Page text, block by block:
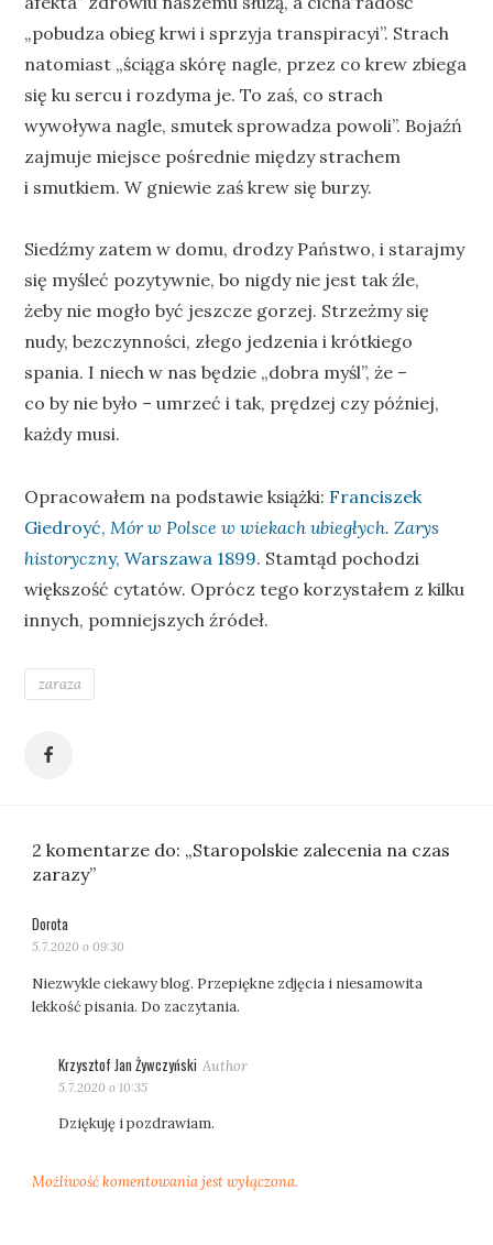
„pobudza obieg krwi i sprzyja transpiracyi”. Strach
natomiast „ściąga skórę nagle, przez co krew zbiega
się ku sercu i rozdyma je. To zaś, co strach
wywoływa nagle, smutek sprowadza powoli”. Bojaźń
zajmuje miejsce pośrednie między strachem
i smutkiem. W gniewie zaś krew się burzy.
Siedźmy zatem w domu, drodzy Państwo, i starajmy
się myśleć pozytywnie, bo nigdy nie jest tak źle,
żeby nie mogło być jeszcze gorzej. Strzeżmy się
nudy, bezczynności, złego jedzenia i krótkiego
spania. I niech w nas będzie „dobra myśl”, że –
co by nie było – umrzeć i tak, prędzej czy później,
każdy musi.
Opracowałem na podstawie książki: Franciszek
Giedroyć,Mór w Polsce w wiekach ubiegłych. Zarys
historyczny, Warszawa 1899. Stamtąd pochodzi
większość cytatów. Oprócz tego korzystałem z kilku
innych, pomniejszych źródeł.
zaraza
2 komentarze do: „Staropolskie zalecenia na czas
zarazy”
Dorota
5.7.2020 o 09:30
Niezwykle ciekawy blog. Przepiękne zdjęcia i niesamowita
lekkość pisania. Do zaczytania.
Krzysztof Jan Żywczyński
5.7.2020 o 10:35
Dziękuję i pozdrawiam.
Możliwość komentowania jest wyłączona.